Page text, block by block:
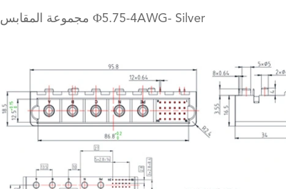
مجموعة المقابس Φ5.75-4AWG- Silver